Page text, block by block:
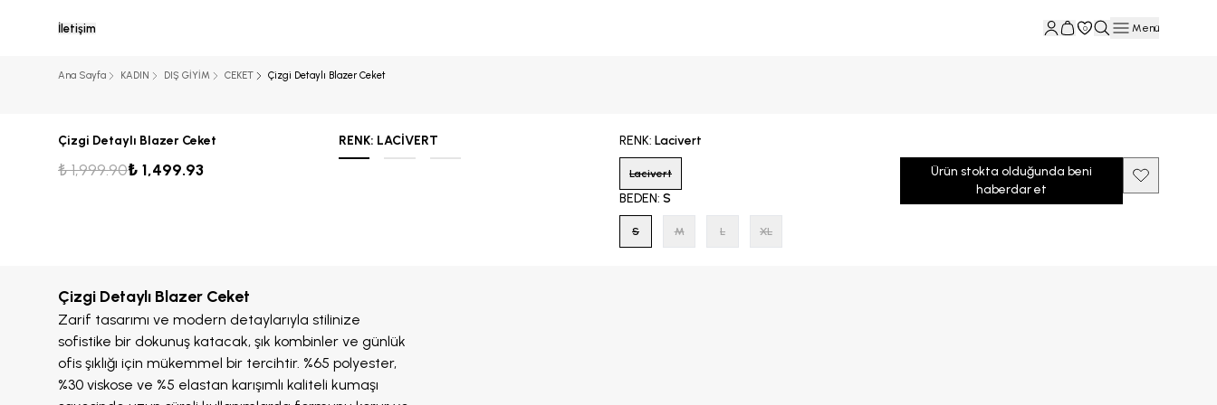
İletişim 0 Menü
Ana Sayfa KADIN DIŞ GİYİM CEKET Çizgi Detaylı Blazer Ceket
Çizgi Detaylı Blazer Ceket
₺ 1,999.90₺ 1,499.93
RENK: LACİVERT RENK: Lacivert
Lacivert
BEDEN: S
S M L XL
Ürün stokta olduğunda beni
haberdar et
Çizgi Detaylı Blazer Ceket
Zarif tasarımı ve modern detaylarıyla stilinize
sofistike bir dokunuş katacak, şık kombinler ve günlük
ofis şıklığı için mükemmel bir tercihtir. %65 polyester,
%30 viskose ve %5 elastan karışımlı kaliteli kumaşı